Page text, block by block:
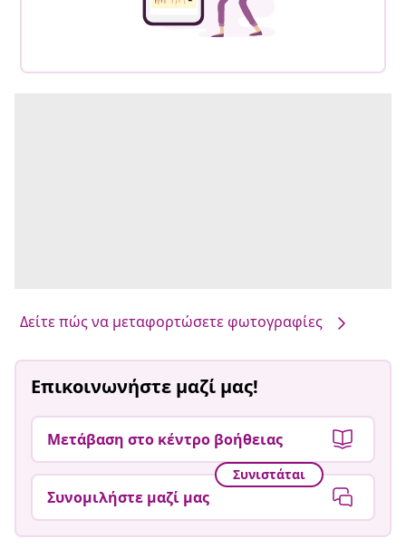
Δείτε πώς να μεταφορτώσετε φωτογραφίες
Επικοινωνήστε μαζί μας!
Μετάβαση στο κέντρο βοήθειας
Συνιστάται
Συνομιλήστε μαζί μας